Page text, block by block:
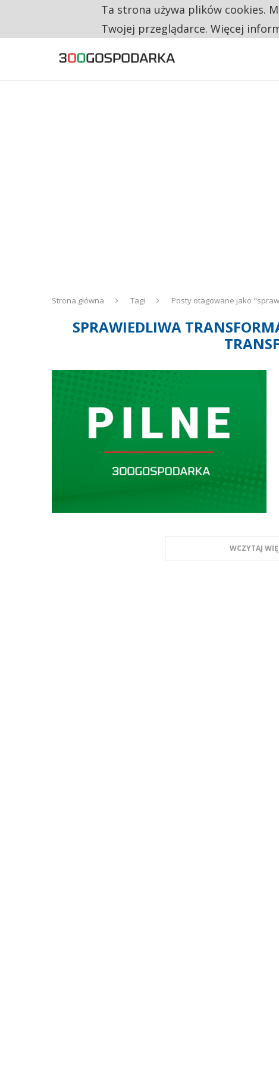
CO TRZECIĄ ZŁOTÓWKĘ Z EMERYTURY
Strona główna Tagi Posty otagowane jako
SPRAWIEDLIWA
WCZYTAJ
Ta strona używa plików cookies.
Twojej przeglądarce. Więcej